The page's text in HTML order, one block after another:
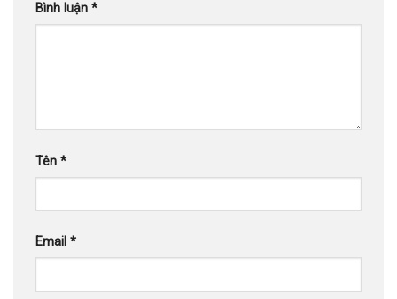
Bình luận *
Tên *
Email *